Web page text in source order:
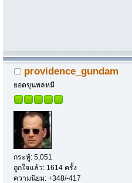
providence_gundam
ยอดขุนพลหมี
กระทู้: 5,051
ถูกใจแล้ว: 1614 ครั้ง
ความนิยม: +348/-417